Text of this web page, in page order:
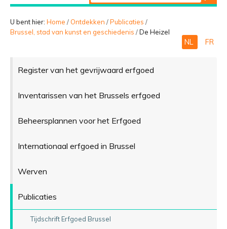
BELEVEN
Geavanceerd
zoeken...
U bent hier: Home / Ontdekken /Publicaties /
Brussel, stad van kunst en geschiedenis /De Heizel
NL FR
Register van het gevrijwaard erfgoed
Inventarissen van het Brussels erfgoed
Beheersplannen voor het Erfgoed
Internationaal erfgoed in Brussel
Werven
Publicaties
Tijdschrift Erfgoed Brussel